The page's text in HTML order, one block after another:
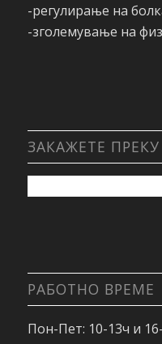
-регулирање на
-зголемување на
ЗАКАЖЕТЕ ПРЕКУ
РАБОТНО ВРЕМЕ
Пон-Пет: 10-13ч и